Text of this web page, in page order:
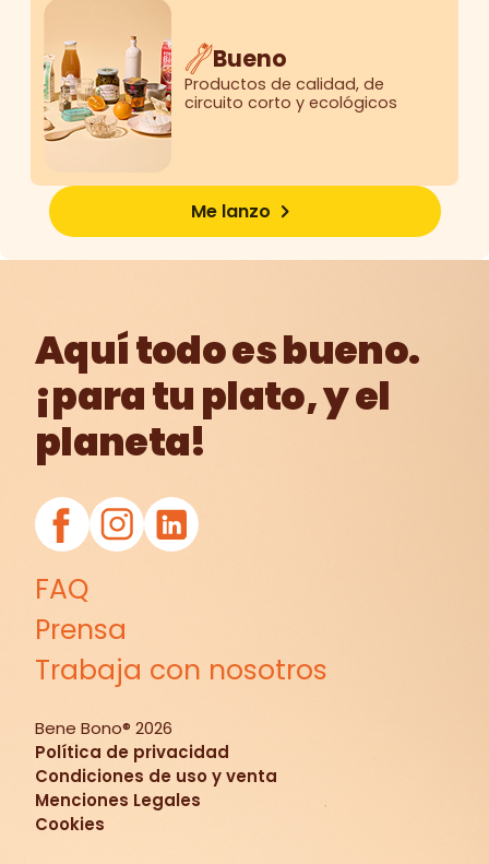
Bueno
Productos de calidad, de
circuito corto y ecológicos
Me lanzo
Aquí todo es bueno.
¡para tu plato, y el
planeta!
FAQ
Prensa
Trabaja con nosotros
Bene Bono® 2026
Política de privacidad
Condiciones de uso y venta
Menciones Legales
Cookies